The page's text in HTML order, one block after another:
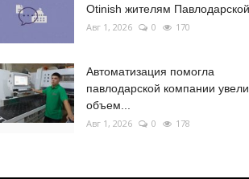
Otinish жителям
Авг 1, 2026 0 170
Автоматизация помогла
павлодарской компании
объем...
Авг 1, 2026 0 178